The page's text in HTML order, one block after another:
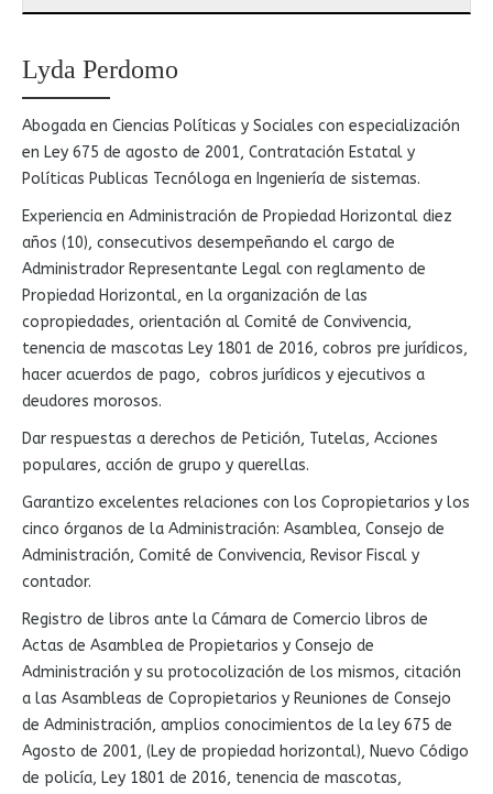
Lyda Perdomo
Abogada en Ciencias Políticas y Sociales con especialización
en Ley 675 de agosto de 2001, Contratación Estatal y
Políticas Publicas Tecnóloga en Ingeniería de sistemas.
Experiencia en Administración de Propiedad Horizontal diez
años (10), consecutivos desempeñando el cargo de
Administrador Representante Legal con reglamento de
Propiedad Horizontal, en la organización de las
copropiedades, orientación al Comité de Convivencia,
tenencia de mascotas Ley 1801 de 2016, cobros pre jurídicos,
hacer acuerdos de pago, cobros jurídicos y ejecutivos a
deudores morosos.
Dar respuestas a derechos de Petición, Tutelas, Acciones
populares, acción de grupo y querellas.
Garantizo excelentes relaciones con los Copropietarios y los
cinco órganos de la Administración: Asamblea, Consejo de
Administración, Comité de Convivencia, Revisor Fiscal y
contador.
Registro de libros ante la Cámara de Comercio libros de
Actas de Asamblea de Propietarios y Consejo de
Administración y su protocolización de los mismos, citación
a las Asambleas de Copropietarios y Reuniones de Consejo
de Administración, amplios conocimientos de la ley 675 de
Agosto de 2001, (Ley de propiedad horizontal), Nuevo Código
de policía, Ley 1801 de 2016, tenencia de mascotas,